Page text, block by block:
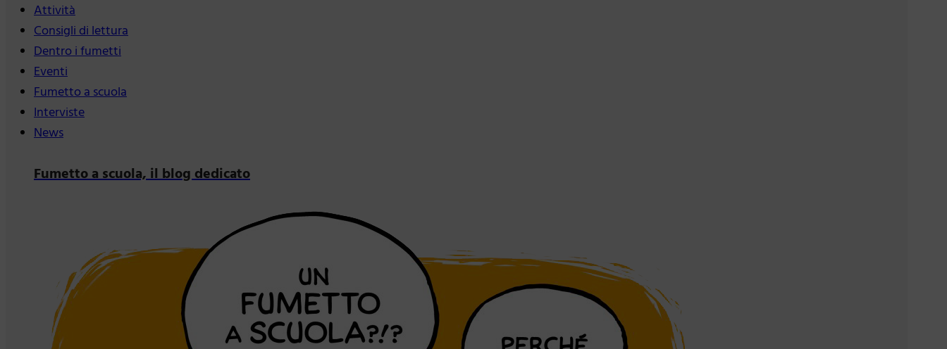
Attività
Consigli di lettura
Dentro i fumetti
Eventi
Fumetto a scuola
Interviste
News
Fumetto a scuola, il blog dedicato